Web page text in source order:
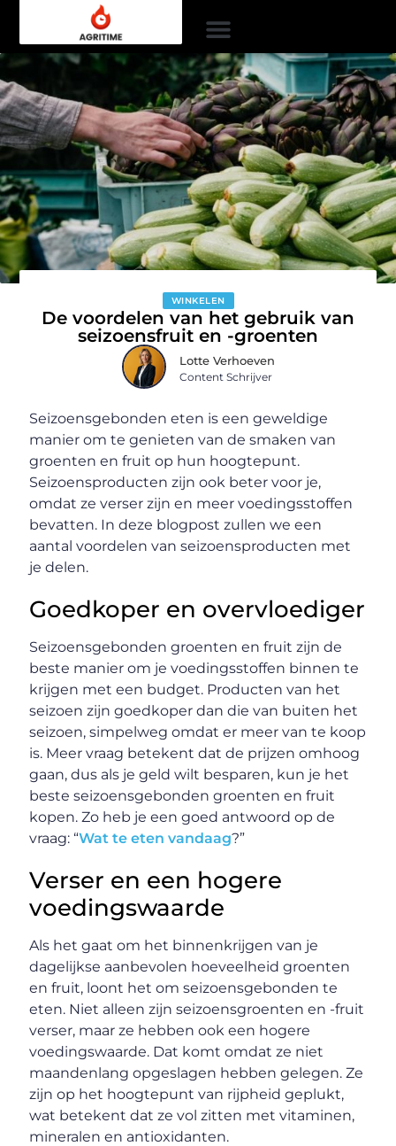
WINKELEN
De voordelen van het gebruik van
seizoensfruit en -groenten
Lotte Verhoeven
Content Schrijver
Seizoensgebonden eten is een geweldige
manier om te genieten van de smaken van
groenten en fruit op hun hoogtepunt.
Seizoensproducten zijn ook beter voor je,
omdat ze verser zijn en meer voedingsstoffen
bevatten. In deze blogpost zullen we een
aantal voordelen van seizoensproducten met
je delen.
Goedkoper en overvloediger
Seizoensgebonden groenten en fruit zijn de
beste manier om je voedingsstoffen binnen te
krijgen met een budget. Producten van het
seizoen zijn goedkoper dan die van buiten het
seizoen, simpelweg omdat er meer van te koop
is. Meer vraag betekent dat de prijzen omhoog
gaan, dus als je geld wilt besparen, kun je het
beste seizoensgebonden groenten en fruit
kopen. Zo heb je een goed antwoord op de
vraag: “Wat te eten vandaag?”
Verser en een hogere
voedingswaarde
Als het gaat om het binnenkrijgen van je
dagelijkse aanbevolen hoeveelheid groenten
en fruit, loont het om seizoensgebonden te
eten. Niet alleen zijn seizoensgroenten en -fruit
verser, maar ze hebben ook een hogere
voedingswaarde. Dat komt omdat ze niet
maandenlang opgeslagen hebben gelegen. Ze
zijn op het hoogtepunt van rijpheid geplukt,
wat betekent dat ze vol zitten met vitaminen,
mineralen en antioxidanten.